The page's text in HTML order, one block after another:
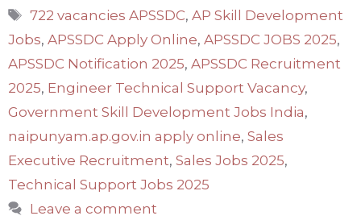
Tags
722 vacancies APSSDC,AP Skill Development
Jobs, APSSDC Apply Online, APSSDC JOBS 2025,
APSSDC Notification 2025, APSSDC Recruitment
2025, Engineer Technical Support Vacancy,
Government Skill Development Jobs India,
naipunyam.ap.gov.in apply online, Sales
Executive Recruitment, Sales Jobs 2025,
Technical Support Jobs 2025
Leave a comment